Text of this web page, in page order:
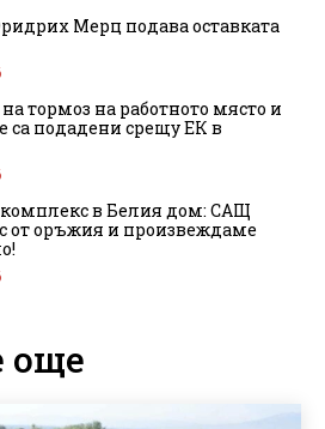
Мерц подава оставката
тормоз на работното място и
са подадени срещу ЕК в
в Белия дом: САЩ
от оръжия и произвеждаме
още